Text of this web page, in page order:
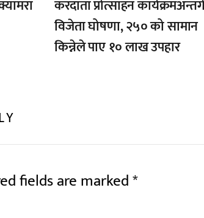
करदाता प्रोत्साहन
विजेता घोषणा, २५० को सामान
किन्नेले पाए १० लाख उपहार
fields are marked*